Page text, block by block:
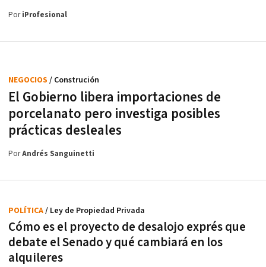
PoriProfesional
El Gobierno libera importaciones de
porcelanato pero investiga posibles
prácticas desleales
NEGOCIOS / Construción
PorAndrés Sanguinetti
Cómo es el proyecto de desalojo exprés que
debate el Senado y qué cambiará en los
alquileres
POLÍTICA/ Ley de Propiedad Privada